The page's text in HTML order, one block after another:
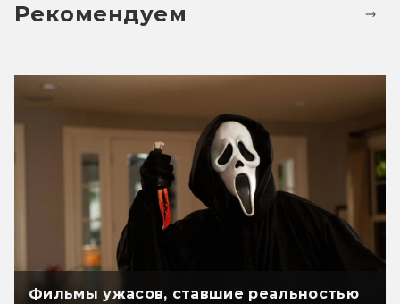
Рекомендуем
Фильмы ужасов, ставшие реальностью